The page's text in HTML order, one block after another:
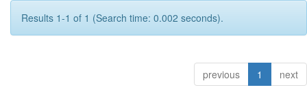
Results 1-1 of 1 (Search time: 0.002 seconds).
previous 1 next